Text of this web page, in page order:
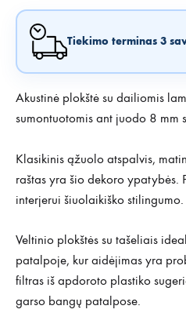
Tiekimo terminas 3
Akustinė plokštė su dailiomis
sumontuotomis ant juodo 8 mm
Klasikinis ąžuolo atspalvis,
raštas yra šio dekoro ypatybės.
interjerui šiuolaikiško stilingumo.
Veltinio plokštės su tašeliais
patalpoje, kur aidėjimas yra
filtras iš apdoroto plastiko
garso bangų patalpose.